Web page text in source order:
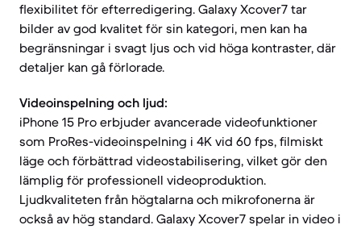
flexibilitet för efterredigering. Galaxy Xcover7 tar
bilder av god kvalitet för sin kategori, men kan ha
begränsningar i svagt ljus och vid höga kontraster, där
detaljer kan gå förlorade.
Videoinspelning och ljud:
iPhone 15 Pro erbjuder avancerade videofunktioner
som ProRes-videoinspelning i 4K vid 60 fps, filmiskt
läge och förbättrad videostabilisering, vilket gör den
lämplig för professionell videoproduktion.
Ljudkvaliteten från högtalarna och mikrofonerna är
också av hög standard. Galaxy Xcover7 spelar in video i